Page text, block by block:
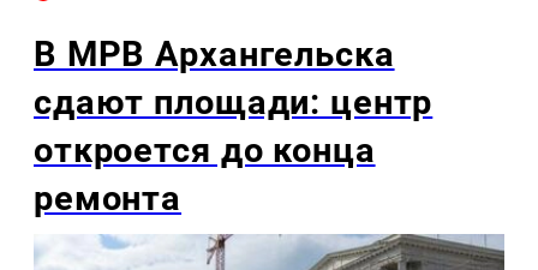
В МРВ Архангельска
сдают площади: центр
откроется до конца
ремонта